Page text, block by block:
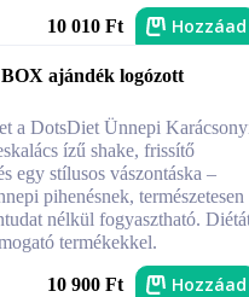
10 010 Ft Hozzáad
ajándék logózott
a DotsDiet Ünnepi
ízű shake, frissítő
egy stílusos vászontáska –
pihenésnek, természetesen
nélkül fogyasztható.
termékekkel.
10 900 Ft Hozzáad